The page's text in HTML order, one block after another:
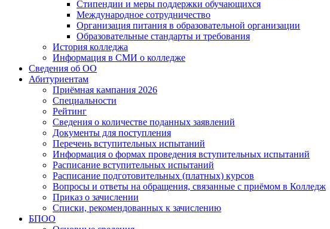
Стипендии и меры поддержки обучающихся
Международное сотрудничество
Организация питания в образовательной организации
Образовательные стандарты и требования
История колледжа
Информация в СМИ о колледже
Сведения об ОО
Абитуриентам
Приёмная кампания 2026
Специальности
Рейтинг
Сведения о количестве поданных заявлений
Документы для поступления
Перечень вступительных испытаний
Информация о формах проведения вступительных испытаний
Расписание вступительных испытаний
Расписание подготовительных (платных) курсов
Вопросы и ответы на обращения, связанные с приёмом в Колледж
Приказ о зачислении
Списки, рекомендованных к зачислению
БПОО